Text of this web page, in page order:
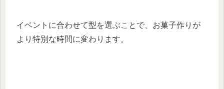
イベントに合わせて型を選ぶことで、お菓子作りが
より特別な時間に変わります。